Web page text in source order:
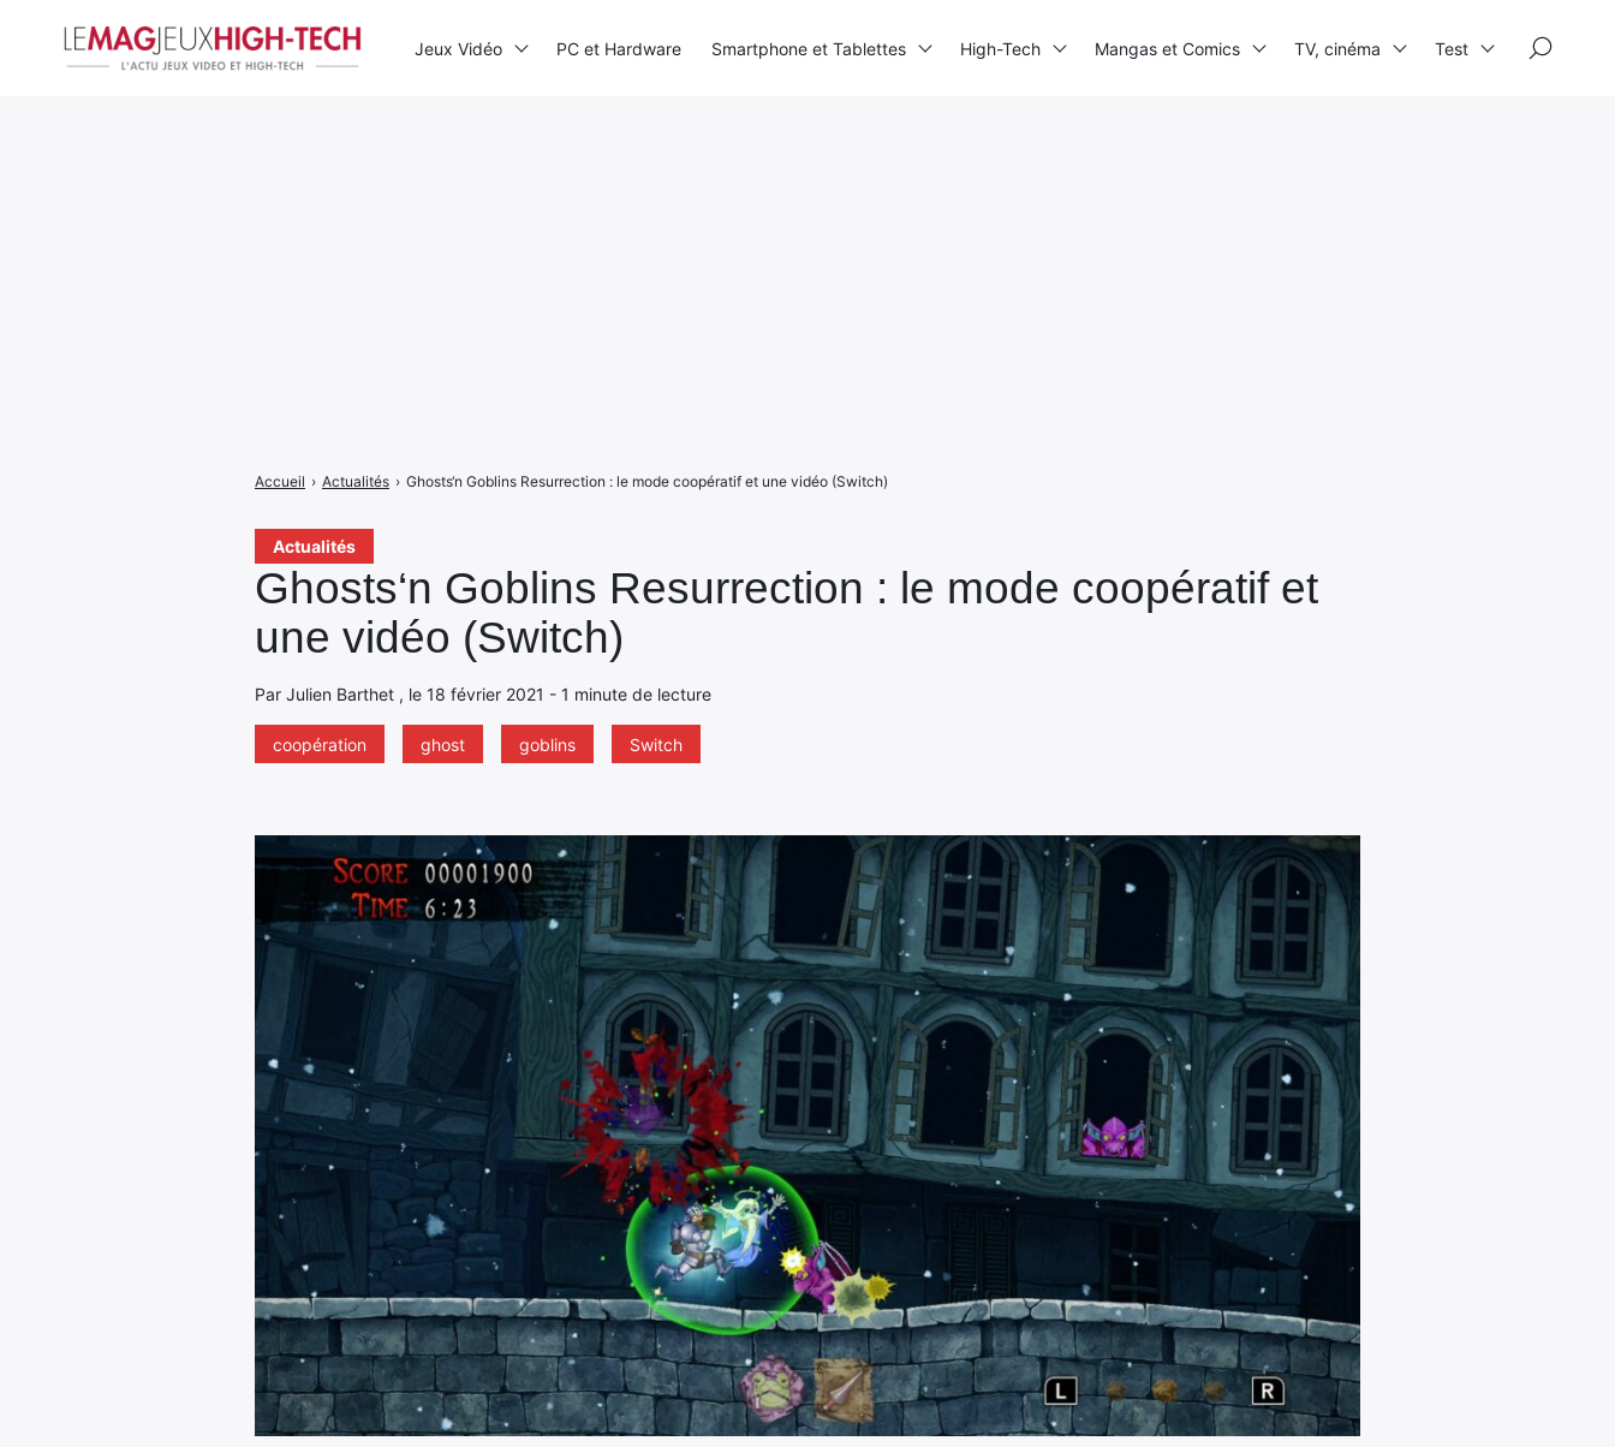
Actualités
Ghosts‘n Goblins Resurrection : le mode coopératif et
une vidéo (Switch)
Par Julien Barthet , le 18 février 2021 - 1 minute de lecture
coopération ghost goblins Switch
Accueil › Actualités › Ghosts‘n Goblins Resurrection : le mode coopératif et une vidéo (Switch)
Jeux Vidéo PC et Hardware Smartphone et Tablettes High-Tech Mangas et Comics TV, cinéma Test